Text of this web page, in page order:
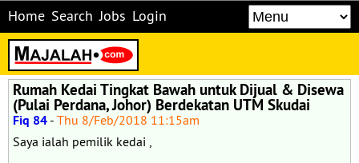
Home Search Jobs Login
Rumah Kedai Tingkat Bawah untuk Dijual & Disewa
(Pulai Perdana, Johor) Berdekatan UTM Skudai
Fiq 84 - Thu 8/Feb/2018 11:15am
Saya ialah pemilik kedai ,